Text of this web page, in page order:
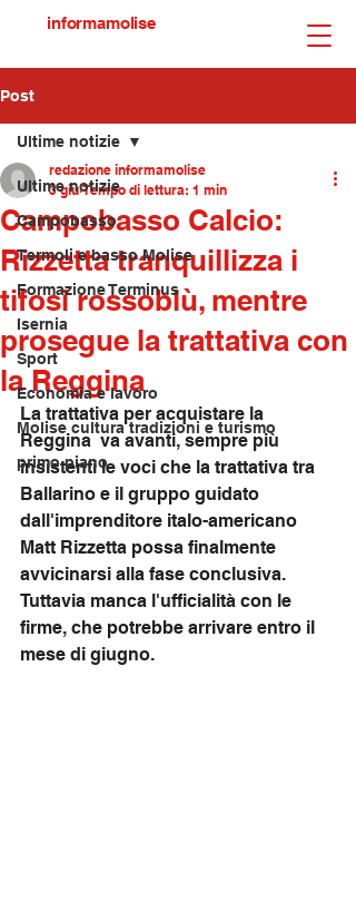
informamolise
Post
Ultime notizie
Campobasso
Termoli e basso Molise
Formazione Terminus
Isernia
Sport
Economia e lavoro
Molise cultura tradizioni e turismo
primo piano
Ultime notizie
Campobasso Calcio:
Rizzetta tranquillizza i
tifosi rossoblù, mentre
prosegue la trattativa con
la Reggina
redazione informamolise
3 giu Tempo di lettura: 1 min
La trattativa per acquistare la
Reggina  va avanti, sempre più
insistenti le voci che la trattativa tra
Ballarino e il gruppo guidato
dall'imprenditore italo-americano
Matt Rizzetta possa finalmente
avvicinarsi alla fase conclusiva.
Tuttavia manca l'ufficialità con le
firme, che potrebbe arrivare entro il
mese di giugno.